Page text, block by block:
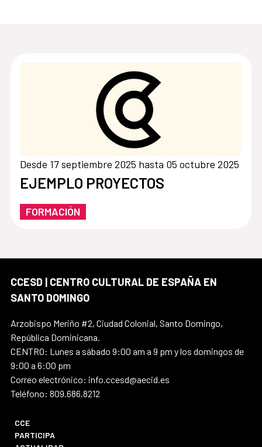
Desde 17 septiembre 2025 hasta 05 octubre 2025
EJEMPLO PROYECTOS
FORMACIÓN
CCESD | CENTRO CULTURAL DE ESPAÑA EN
SANTO DOMINGO
Arzobispo Meriño #2, Ciudad Colonial, Santo Domingo,
República Dominicana.
CENTRO: Lunes a sábado 9:00 am a 9 pm y los domingos de
9:00 a 6:00 pm
Correo electrónico: info.ccesd@aecid.es
Teléfono: 809.686.8212
CCE
PARTICIPA